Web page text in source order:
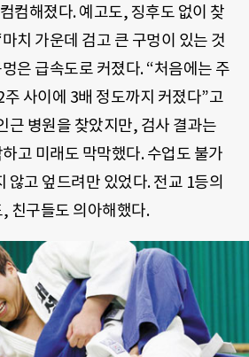
컴해졌다. 예고도, 징후도 없이 찾
치 가운데 검고 큰 구멍이 있는 것
은 급속도로 커졌다. “처음에는 주
사이에 3배 정도까지 커졌다”고
근 병원을 찾았지만, 검사 결과는
하고 미래도 막막했다. 수업도 불가
않고 엎드려만 있었다. 전교 1등의
친구들도 의아해했다.